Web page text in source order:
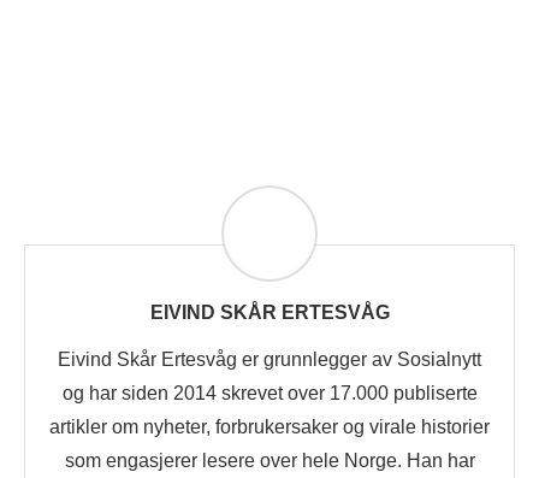
EIVIND SKÅR ERTESVÅG
Eivind Skår Ertesvåg er grunnlegger av Sosialnytt
og har siden 2014 skrevet over 17.000 publiserte
artikler om nyheter, forbrukersaker og virale historier
som engasjerer lesere over hele Norge. Han har